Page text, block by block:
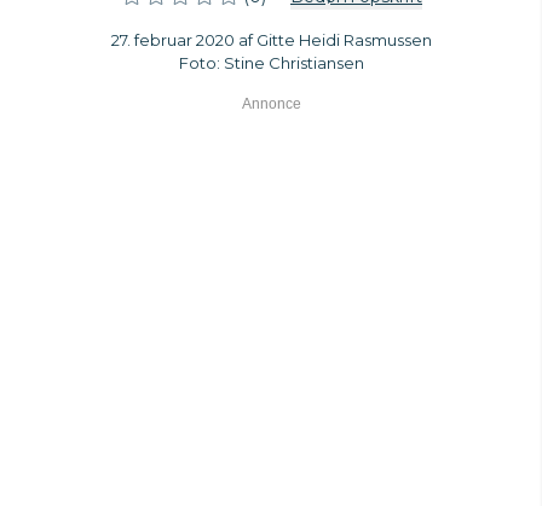
27. februar 2020 af Gitte Heidi Rasmussen
Foto: Stine Christiansen